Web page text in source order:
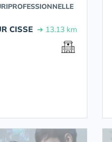
CISSE ➔ 13.13 km